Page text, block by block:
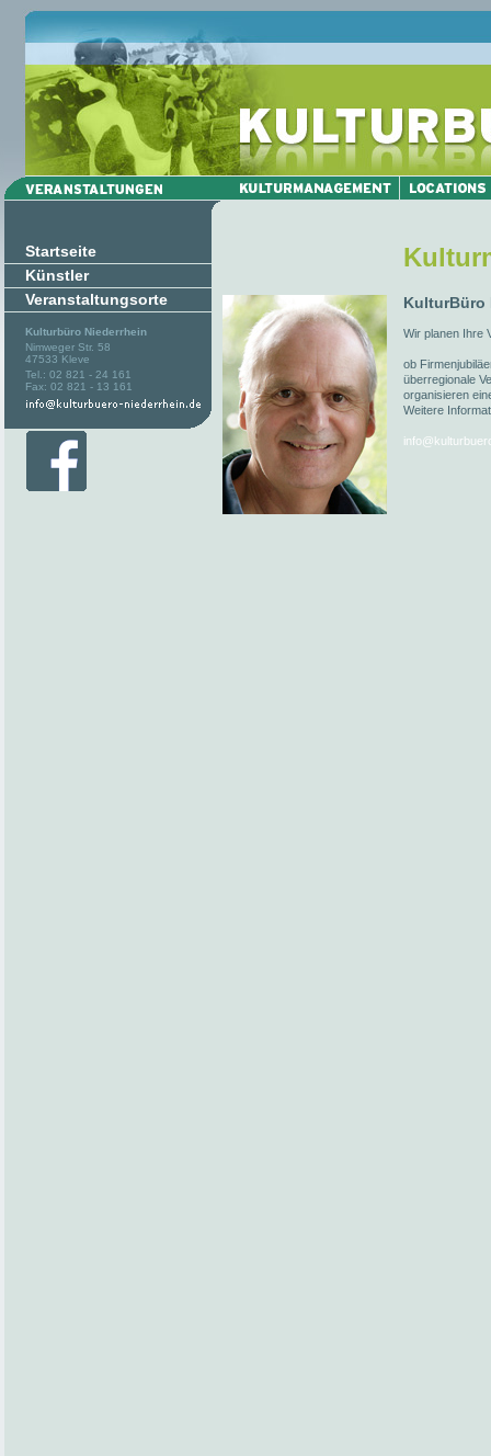
Startseite
Künstler
Veranstaltungsorte
Kulturbüro Niederrhein
Nimweger Str. 58
47533 Kleve
Tel.: 02 821 - 24 161
Fax: 02 821 - 13 161
KulturBüro
Wir planen Ihre
ob
überregionale
organisieren
Weitere